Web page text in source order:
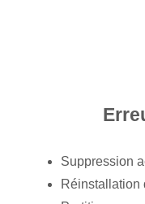
Suppression
Réinstallation